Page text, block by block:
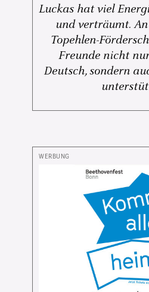
Luckas hat viel
und verträumt.
Topehlen-
Freunde nicht
Deutsch, sondern